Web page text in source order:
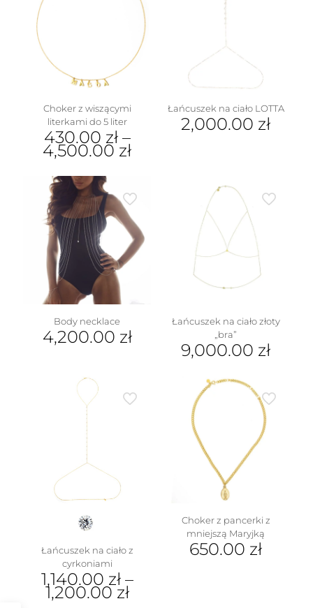
Choker z wiszącymi
literkami do 5 liter
430.00 zł–
4,500.00 zł
produkt
ma
wiele
wariantów.
Opcje
można
wybrać
na
stronie
produktu
Łańcuszek na ciało LOTTA
2,000.00 zł
Body necklace
4,200.00 zł
Łańcuszek na ciało złoty
„bra”
9,000.00 zł
Łańcuszek na ciało z
cyrkoniami
1,140.00 zł–
1,200.00 zł
Choker z pancerki z
mniejszą Maryjką
650.00 zł